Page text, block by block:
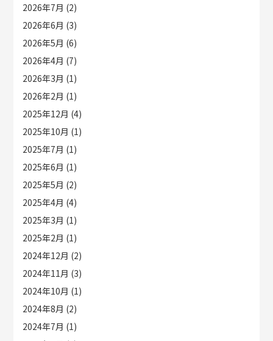
2026年7月 (2)
2026年6月 (3)
2026年5月 (6)
2026年4月 (7)
2026年3月 (1)
2026年2月 (1)
2025年12月 (4)
2025年10月 (1)
2025年7月 (1)
2025年6月 (1)
2025年5月 (2)
2025年4月 (4)
2025年3月 (1)
2025年2月 (1)
2024年12月 (2)
2024年11月 (3)
2024年10月 (1)
2024年8月 (2)
2024年7月 (1)